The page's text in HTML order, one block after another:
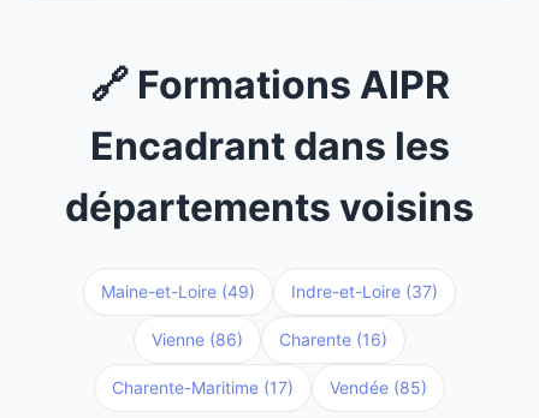
🔗 Formations AIPR
Encadrant dans les
départements voisins
Maine-et-Loire (49) Indre-et-Loire (37)
Vienne (86) Charente (16)
Charente-Maritime (17) Vendée (85)